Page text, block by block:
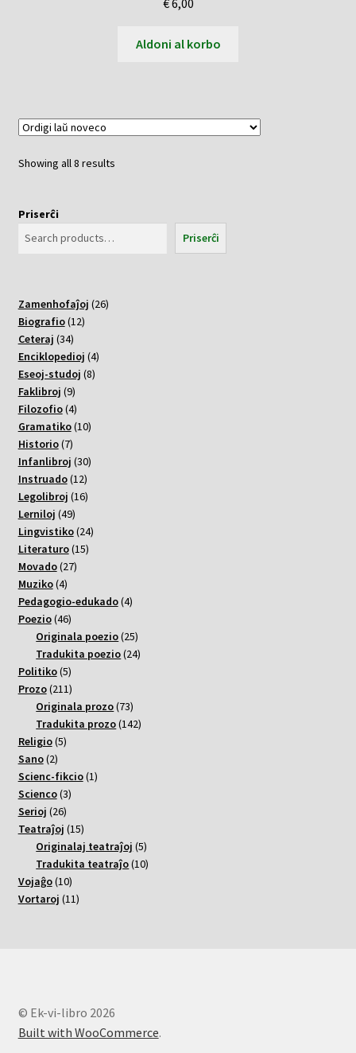
Aldoni al korbo
Showing all 8 resultsSorted
Priserĉi
Priserĉi
Zamenhofaĵoj 2626
Biografio 1212
Ceteraj 3434
varoj
Enciklopedioj 44
Eseoj-studoj 88
Faklibroj 99
varoj
Filozofio 44
varoj
Gramatiko 1010
Historio 77
varoj
Infanlibroj 3030
Instruado 1212
varoj
Legolibroj 1616
Lerniloj 4949
varoj
Lingvistiko 2424
Literaturo 1515
Movado 2727
Muziko 44
varoj
Pedagogio-edukado 44
Poezio 4646
varoj
Originala poezio 2525
varoj
Tradukita poezio 2424
Politiko 55
varoj
Prozo 211211
varoj
Originala prozo 7373
varoj
Tradukita prozo 142142
Religio 55
Sano 22
varoj
Scienc-fikcio 11
Scienco 33
Serioj 2626
varoj
Teatraĵoj 1515
varoj
Originalaj teatraĵoj 55
varoj
Tradukita teatraĵo 1010
Vojaĝo 1010
varoj
Vortaroj 1111
© Ek-vi-libro 2026
Built with WooCommerce.